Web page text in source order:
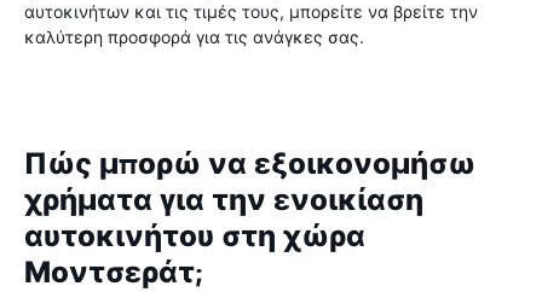
αυτοκινήτων και τις τιμές τους, μπορείτε να βρείτε την
καλύτερη προσφορά για τις ανάγκες σας.
Πώς μπορώ να εξοικονομήσω
χρήματα για την ενοικίαση
αυτοκινήτου στη χώρα
Μοντσεράτ;